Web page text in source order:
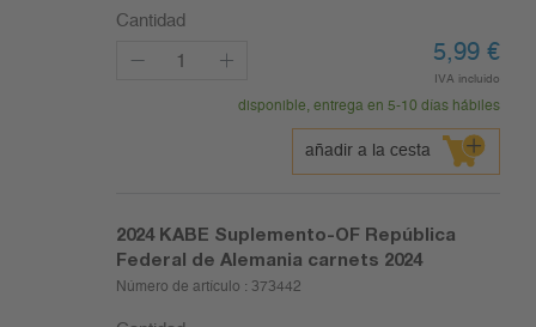
Cantidad
5,99 €
IVA incluido
disponible, entrega en 5-10 días hábiles
añadir a la cesta
2024 KABE Suplemento-OF República
Federal de Alemania carnets 2024
Número de artículo : 373442